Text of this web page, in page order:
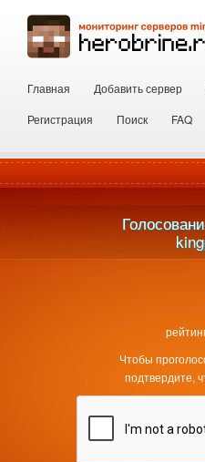
Главная Добавить сервер
Регистрация
Поиск FAQ
Чтобы
подтвердите,